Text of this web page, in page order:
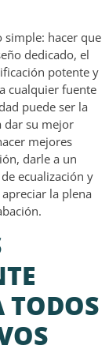
simple: hacer que
dedicado, el
potente y
cualquier fuente
puede ser la
dar su mejor
mejores
darle a un
ecualización y
la plena
TODOS